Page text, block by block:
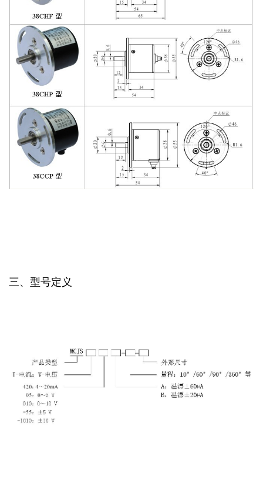
三、型号定义